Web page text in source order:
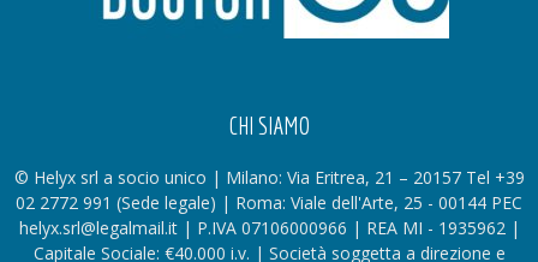
CHI SIAMO
© Helyx srl a socio unico | Milano: Via Eritrea, 21 – 20157 Tel +39
02 2772 991 (Sede legale) | Roma: Viale dell'Arte, 25 - 00144 PEC
helyx.srl@legalmail.it | P.IVA 07106000966 | REA MI - 1935962 |
Capitale Sociale: €40.000 i.v. | Società soggetta a direzione e